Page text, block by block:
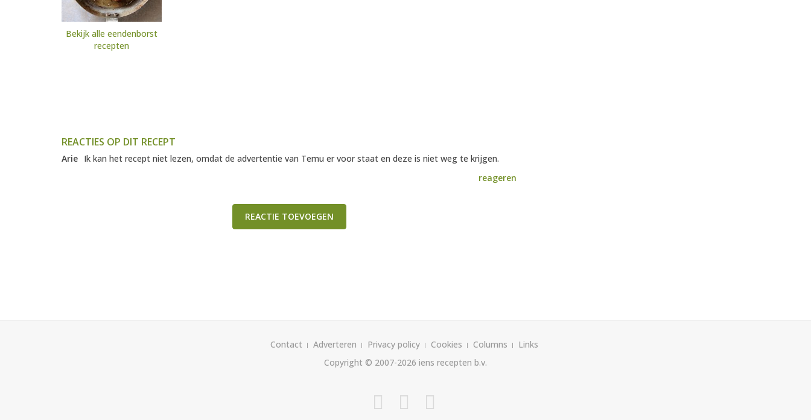
Bekijk alle eendenborst
recepten
REACTIES OP DIT RECEPT
Arie Ik kan het recept niet lezen, omdat de advertentie van Temu er voor staat en deze is niet weg te krijgen.
reageren
REACTIE TOEVOEGEN
Contact Adverteren Privacy policy Cookies Columns
Links
Copyright © 2007-2026 iens recepten b.v.